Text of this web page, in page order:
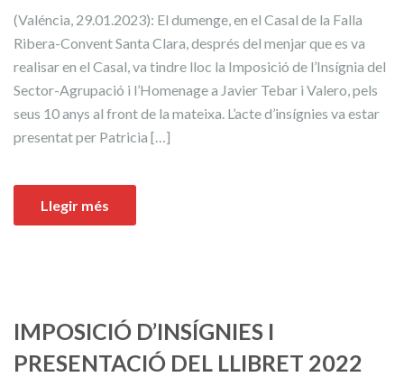
(Valéncia, 29.01.2023): El dumenge, en el Casal de la Falla
Ribera-Convent Santa Clara, després del menjar que es va
realisar en el Casal, va tindre lloc la Imposició de l’Insígnia del
Sector-Agrupació i l’Homenage a Javier Tebar i Valero, pels
seus 10 anys al front de la mateixa. L’acte d’insígnies va estar
presentat per Patricia […]
Llegir més
IMPOSICIÓ D’INSÍGNIES I
PRESENTACIÓ DEL LLIBRET 2022